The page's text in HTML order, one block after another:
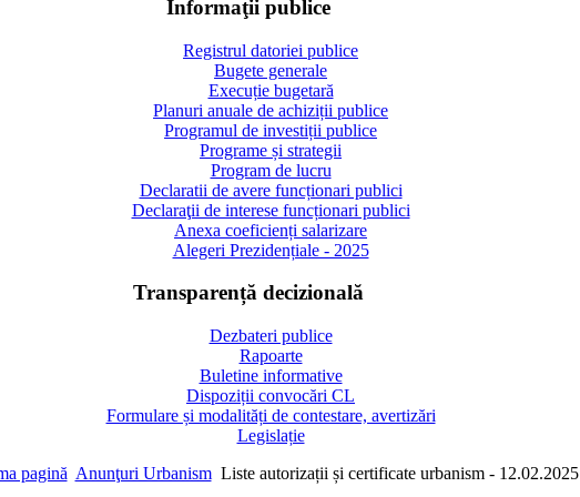
Informaţii publice
Registrul datoriei publice
Bugete generale
Execuție bugetară
Planuri anuale de achiziții publice
Programul de investiții publice
Programe și strategii
Program de lucru
Declaratii de avere funcționari publici
Declaraţii de interese funcționari publici
Anexa coeficienți salarizare
Alegeri Prezidențiale - 2025
Transparență decizională
Dezbateri publice
Rapoarte
Buletine informative
Dispoziții convocări CL
Formulare și modalități de contestare, avertizări
Legislație
pagină Anunţuri Urbanism Liste autorizații și certificate urbanism - 12.02.2025